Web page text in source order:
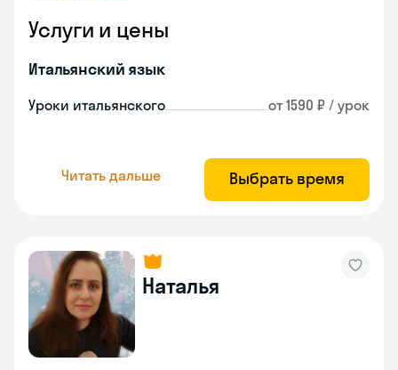
Услуги и цены
Итальянский язык
Уроки итальянского от 1590 ₽ / урок
Читать дальше Выбрать время
Наталья